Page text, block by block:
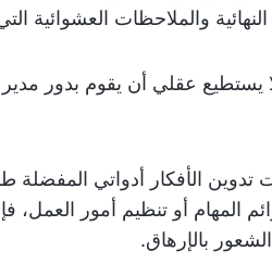
النهائية والملاحظات العشوائية
عقلي أن يقوم بدور
تدوين الأفكار أدواتي المفضلة
المهام أو تنظيم أمور
بالإرهاق.